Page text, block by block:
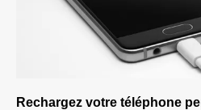
Rechargez votre téléphone